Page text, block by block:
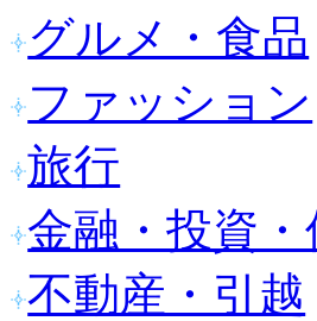
グルメ・食品
ファッション
旅行
金融・投資・
不動産・引越